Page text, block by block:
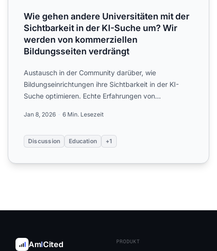
Wie gehen andere Universitäten mit der
Sichtbarkeit in der KI-Suche um? Wir
werden von kommerziellen
Bildungsseiten verdrängt
Austausch in der Community darüber, wie
Bildungseinrichtungen ihre Sichtbarkeit in der KI-
Suche optimieren. Echte Erfahrungen von
Jan 8, 2026 6 Min. Lesezeit
Discussion Education +1
AmICited PRODUKT